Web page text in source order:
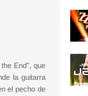
End", que
la guitarra
el pecho de